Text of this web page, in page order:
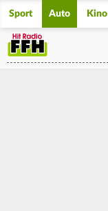
Sport Auto Kino